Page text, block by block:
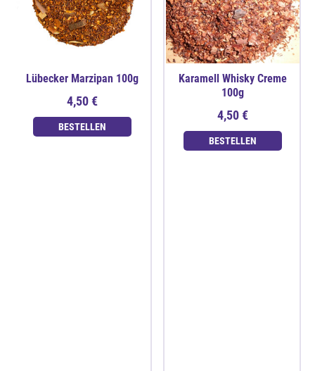
Lübecker Marzipan 100g
4,50 €
BESTELLEN
Karamell Whisky Creme
100g
4,50 €
BESTELLEN